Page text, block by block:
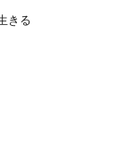
きる